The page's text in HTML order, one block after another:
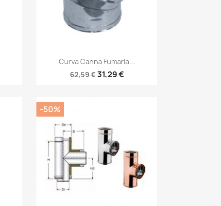
Anteprima
Curva Canna Fumaria...
62,59 €31,29 €
-50%